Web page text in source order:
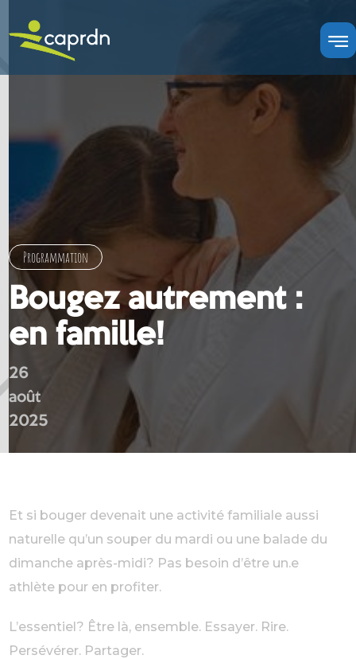
Programmation
Bougez autrement :
en famille!
26
août
2025
Et si bouger devenait une activité familiale aussi
naturelle qu’un souper du mardi ou une balade du
dimanche après-midi? Pas besoin d’être un.e
athlète pour en profiter.
L’essentiel? Être là, ensemble. Essayer. Rire.
Persévérer. Partager.